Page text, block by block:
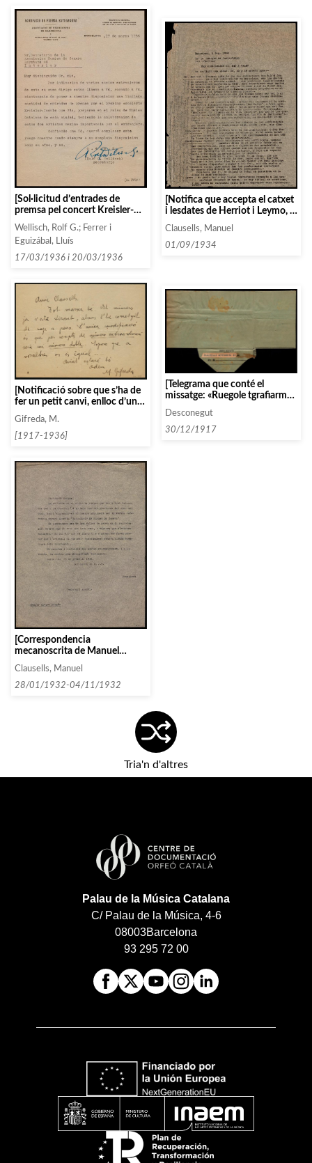
[Sol·licitud d’entrades de
premsa pel concert Kreisler-
Casals]
Wellisch, Rolf G.; Ferrer i
Eguizábal, Lluís
17/03/1936 i 20/03/1936
[Notifica que accepta el catxet
i lesdates de Herriot i Leymo, i
per a les actuacions de l’òpera
de París]
Clausells, Manuel
01/09/1934
[Notificació sobre que s’ha de
fer un petit canvi, enlloc d’un
«número extraordinari seria un
número doble»]
Gifreda, M.
[1917-1936]
[Telegrama que conté el
missatge: «Ruegole tgrafiarme
fecha eligen para trio femina,
Daniel.»]
Desconegut
30/12/1917
[Correspondencia
mecanoscrita de Manuel
Clausells a Xavier Nogués]
Clausells, Manuel
28/01/1932-04/11/1932
Tria'n d'altres
Palau de la Música Catalana
C/ Palau de la Música, 4-6
08003Barcelona
93 295 72 00